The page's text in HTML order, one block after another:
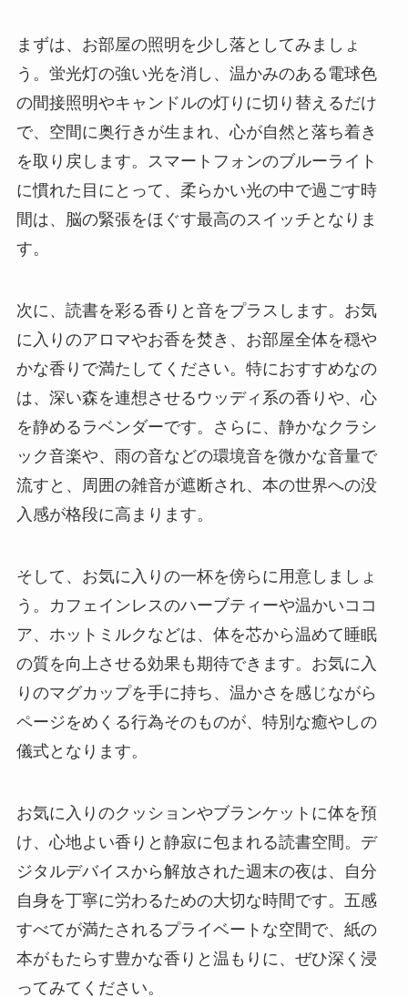
まずは、お部屋の照明を少し落としてみましょ
う。蛍光灯の強い光を消し、温かみのある電球色
の間接照明やキャンドルの灯りに切り替えるだけ
で、空間に奥行きが生まれ、心が自然と落ち着き
を取り戻します。スマートフォンのブルーライト
に慣れた目にとって、柔らかい光の中で過ごす時
間は、脳の緊張をほぐす最高のスイッチとなりま
す。
次に、読書を彩る香りと音をプラスします。お気
に入りのアロマやお香を焚き、お部屋全体を穏や
かな香りで満たしてください。特におすすめなの
は、深い森を連想させるウッディ系の香りや、心
を静めるラベンダーです。さらに、静かなクラシ
ック音楽や、雨の音などの環境音を微かな音量で
流すと、周囲の雑音が遮断され、本の世界への没
入感が格段に高まります。
そして、お気に入りの一杯を傍らに用意しましょ
う。カフェインレスのハーブティーや温かいココ
ア、ホットミルクなどは、体を芯から温めて睡眠
の質を向上させる効果も期待できます。お気に入
りのマグカップを手に持ち、温かさを感じながら
ページをめくる行為そのものが、特別な癒やしの
儀式となります。
お気に入りのクッションやブランケットに体を預
け、心地よい香りと静寂に包まれる読書空間。デ
ジタルデバイスから解放された週末の夜は、自分
自身を丁寧に労わるための大切な時間です。五感
すべてが満たされるプライベートな空間で、紙の
本がもたらす豊かな香りと温もりに、ぜひ深く浸
ってみてください。